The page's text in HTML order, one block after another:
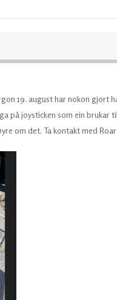
19. august har nokon gjort
på joysticken som ein brukar
om det. Ta kontakt med